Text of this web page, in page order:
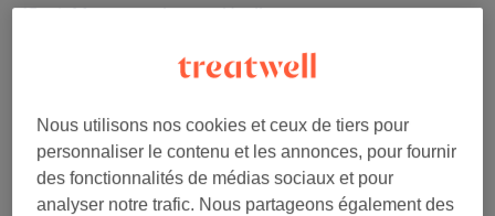
45 minMa prestation en détail...
Coiffure, Soin & Produit de beauté
Ma prestation en détail...
Offre découverte avec
Avraham :)
45 min
Ma prestation en détail...
à partir de19,20 €
Économisez jusqu'à 40%
Nous utilisons nos cookies et ceux de tiers pour
personnaliser le contenu et les annonces, pour fournir
des fonctionnalités de médias sociaux et pour
analyser notre trafic. Nous partageons également des